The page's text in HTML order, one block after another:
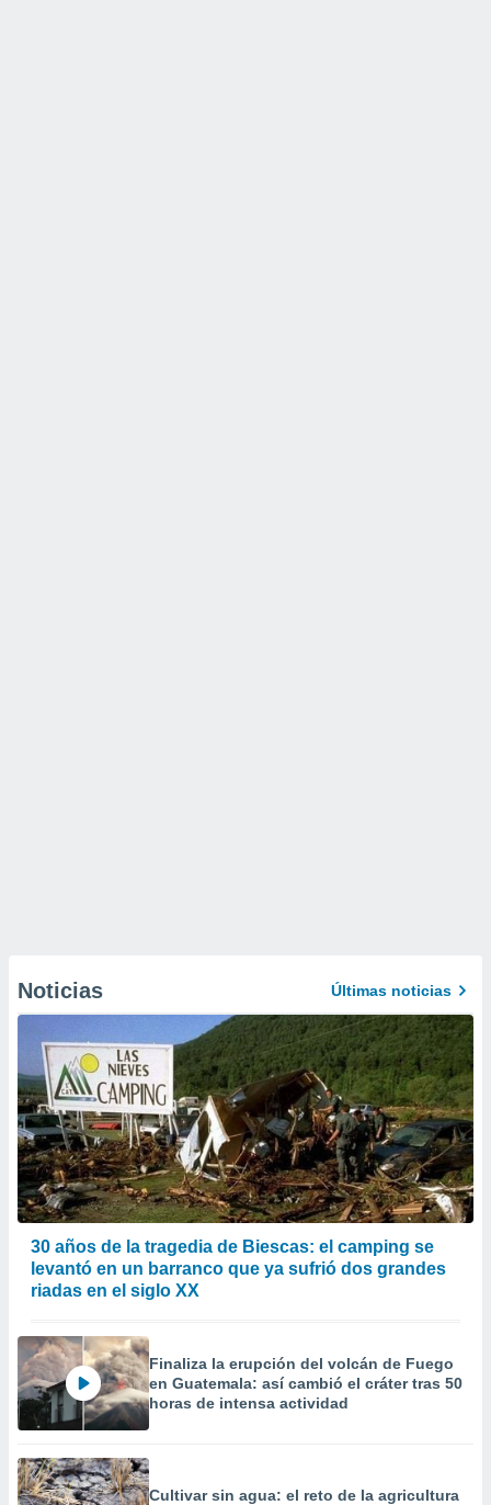
Noticias Últimas noticias
30 años de la tragedia de Biescas: el camping se
levantó en un barranco que ya sufrió dos grandes
riadas en el siglo XX
Finaliza la erupción del volcán de Fuego
en Guatemala: así cambió el cráter tras 50
horas de intensa actividad
Cultivar sin agua: el reto de la agricultura